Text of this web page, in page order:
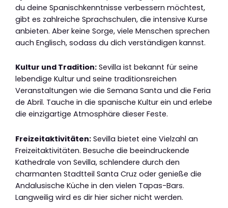
du deine Spanischkenntnisse verbessern möchtest,
gibt es zahlreiche Sprachschulen, die intensive Kurse
anbieten. Aber keine Sorge, viele Menschen sprechen
auch Englisch, sodass du dich verständigen kannst.
Kultur und Tradition: Sevilla ist bekannt für seine
lebendige Kultur und seine traditionsreichen
Veranstaltungen wie die Semana Santa und die Feria
de Abril. Tauche in die spanische Kultur ein und erlebe
die einzigartige Atmosphäre dieser Feste.
Freizeitaktivitäten: Sevilla bietet eine Vielzahl an
Freizeitaktivitäten. Besuche die beeindruckende
Kathedrale von Sevilla, schlendere durch den
charmanten Stadtteil Santa Cruz oder genieße die
Andalusische Küche in den vielen Tapas-Bars.
Langweilig wird es dir hier sicher nicht werden.